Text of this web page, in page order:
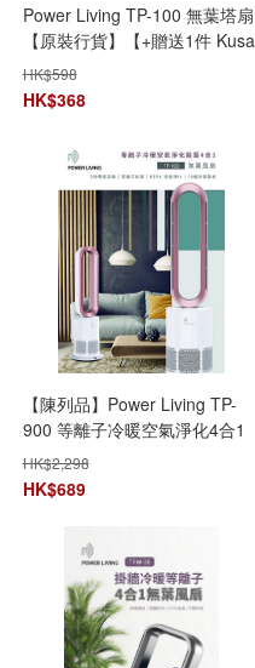
Power Living TP-100 無葉塔扇
【原裝行貨】【+贈送1件 Kusa
M3 納米噴霧補水器-顏色隨機
發貨】【免運費】
HK$598
HK$368
【陳列品】Power Living TP-
900 等離子冷暖空氣淨化4合1
無葉座地風扇
HK$2,298
HK$689